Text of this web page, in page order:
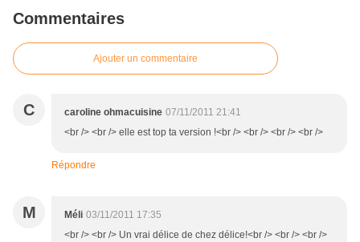
Commentaires
Ajouter un commentaire
C caroline ohmacuisine 07/11/2011 21:41
<br /> <br /> elle est top ta version !<br /> <br /> <br /> <br />
Répondre
M Méli 03/11/2011 17:35
<br /> <br /> Un vrai délice de chez délice!<br /> <br /> <br />